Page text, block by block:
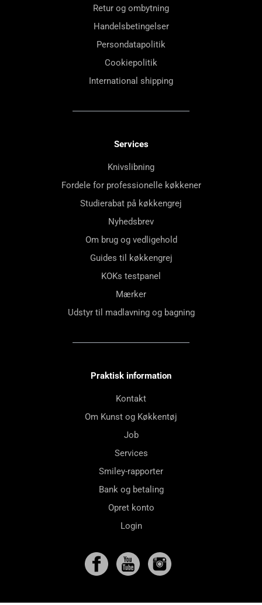
Retur og ombytning
Handelsbetingelser
Persondatapolitik
Cookiepolitik
International shipping
Services
Knivslibning
Fordele for professionelle køkkener
Studierabat på køkkengrej
Nyhedsbrev
Om brug og vedligehold
Guides til køkkengrej
KOKs testpanel
Mærker
Udstyr til madlavning og bagning
Praktisk information
Kontakt
Om Kunst og Køkkentøj
Job
Services
Smiley-rapporter
Bank og betaling
Opret konto
Login